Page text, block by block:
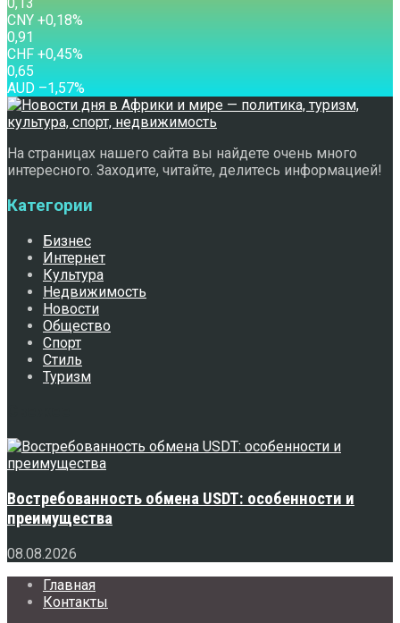
CNY +0,18%
0,91
CHF +0,45%
0,65
AUD –1,57%
На страницах нашего сайта вы найдете очень много
интересного. Заходите, читайте, делитесь информацией!
Категории
Бизнес
Интернет
Культура
Недвижимость
Новости
Общество
Спорт
Стиль
Туризм
Востребованность обмена USDT: особенности и
преимущества
08.08.2026
Главная
Контакты